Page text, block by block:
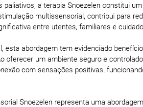
paliativos, a terapia Snoezelen constitui
multissensorial, contribui para
entre utentes, familiares e
esta abordagem tem evidenciado
oferecer um ambiente seguro e
com sensações positivas,
Snoezelen representa uma